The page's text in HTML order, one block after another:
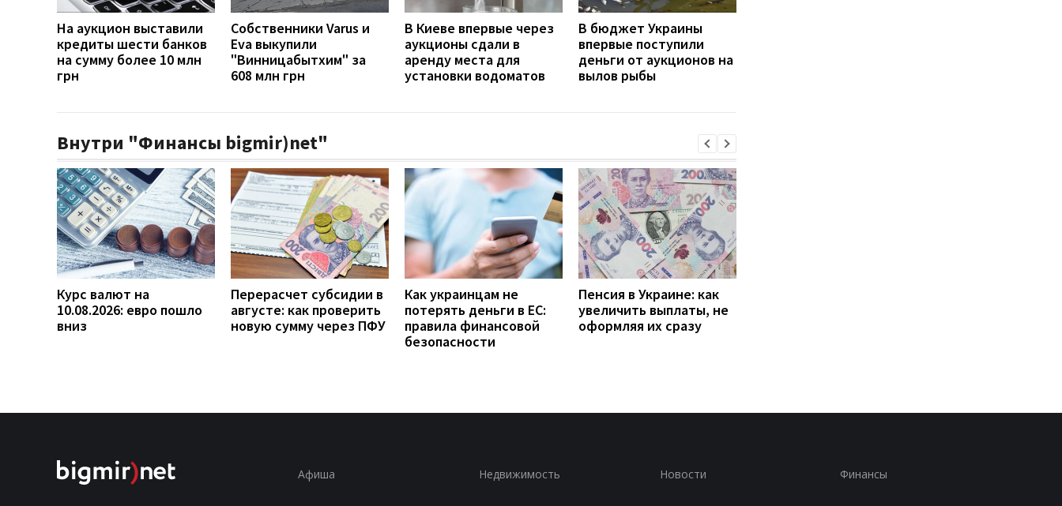
На аукцион выставили
кредиты шести банков
на сумму более 10 млн
грн
Собственники Varus и
Eva выкупили
"Винницабытхим" за
608 млн грн
В Киеве впервые через
аукционы сдали в
аренду места для
установки водоматов
В бюджет Украины
впервые поступили
деньги от аукционов на
вылов рыбы
Внутри "Финансы bigmir)net"
Курс валют на
10.08.2026: евро пошло
вниз
Перерасчет субсидии в
августе: как проверить
новую сумму через ПФУ
Как украинцам не
потерять деньги в ЕС:
правила финансовой
безопасности
Пенсия в Украине: как
увеличить выплаты, не
оформляя их сразу
Афиша Недвижимость Новости Финансы